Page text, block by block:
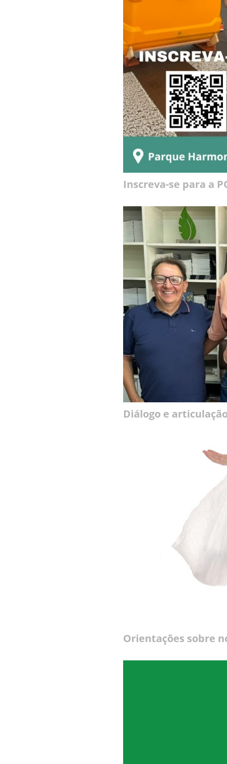
Inscreva-se para a
Diálogo e
Orientações sobre